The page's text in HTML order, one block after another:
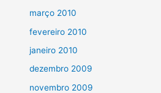
março 2010
fevereiro 2010
janeiro 2010
dezembro 2009
novembro 2009